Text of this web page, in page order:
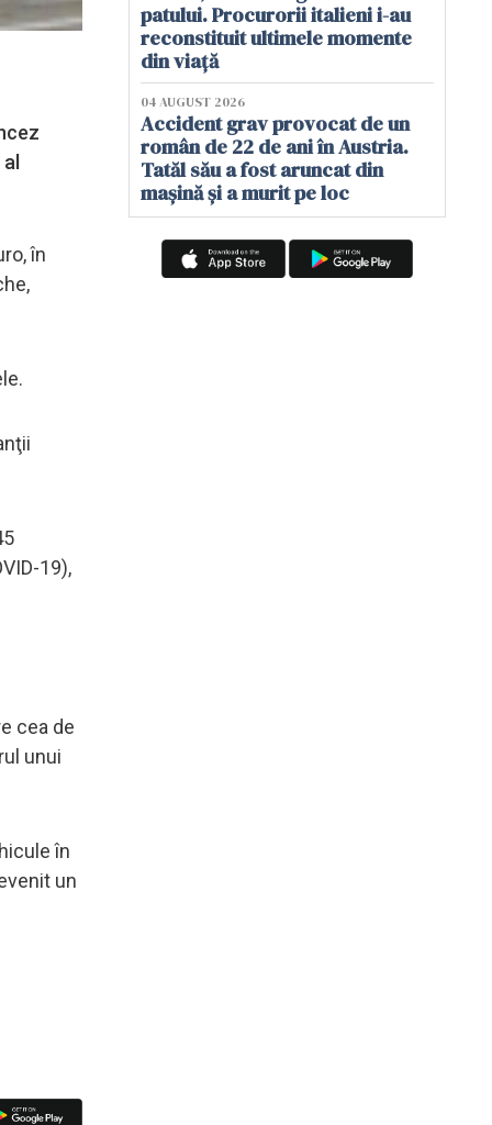
al
în
19),
cea de
unui
în
un
patului. Procurorii italieni i-au
reconstituit ultimele momente
din viață
04 AUGUST 2026
Accident grav provocat de un
român de 22 de ani în Austria.
Tatăl său a fost aruncat din
mașină și a murit pe loc